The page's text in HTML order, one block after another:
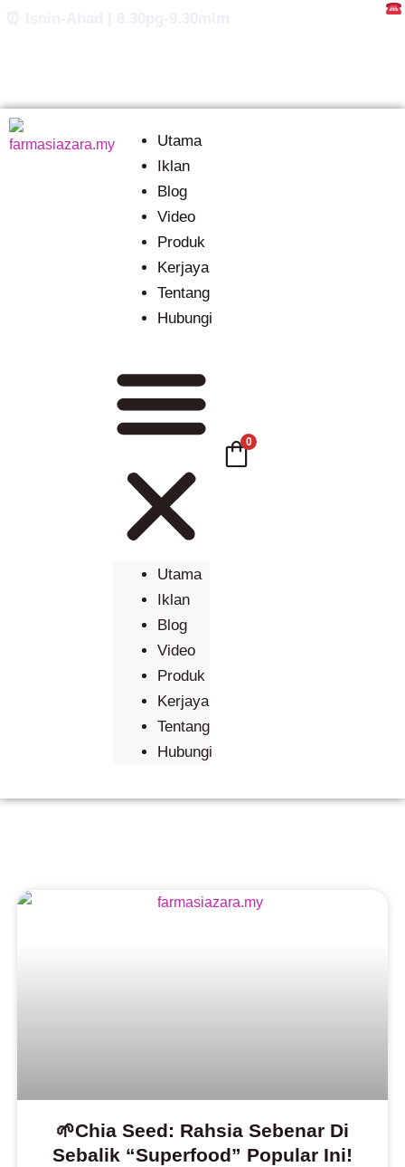
Utama
Iklan
Blog
Video
Produk
Kerjaya
Tentang
Hubungi
Utama
Iklan
Blog
Video
Produk
Kerjaya
Tentang
Hubungi
0
🌱Chia Seed: Rahsia Sebenar Di
Sebalik “Superfood” Popular Ini!